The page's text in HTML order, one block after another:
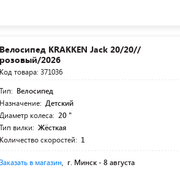
Велосипед KRAKKEN Jack 20/20//
розовый/2026
Код товара: 371036
Тип: Велосипед
Назначение: Детский
Диаметр колеса: 20 "
Тип вилки: Жёсткая
Количество скоростей: 1
Заказать в магазин, г. Минск -8 августа